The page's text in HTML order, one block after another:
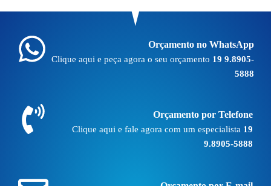
Orçamento no WhatsApp
Clique aqui e peça agora o seu orçamento 19 9.8905-
5888
Orçamento por Telefone
Clique aqui e fale agora com um especialista 19
9.8905-5888